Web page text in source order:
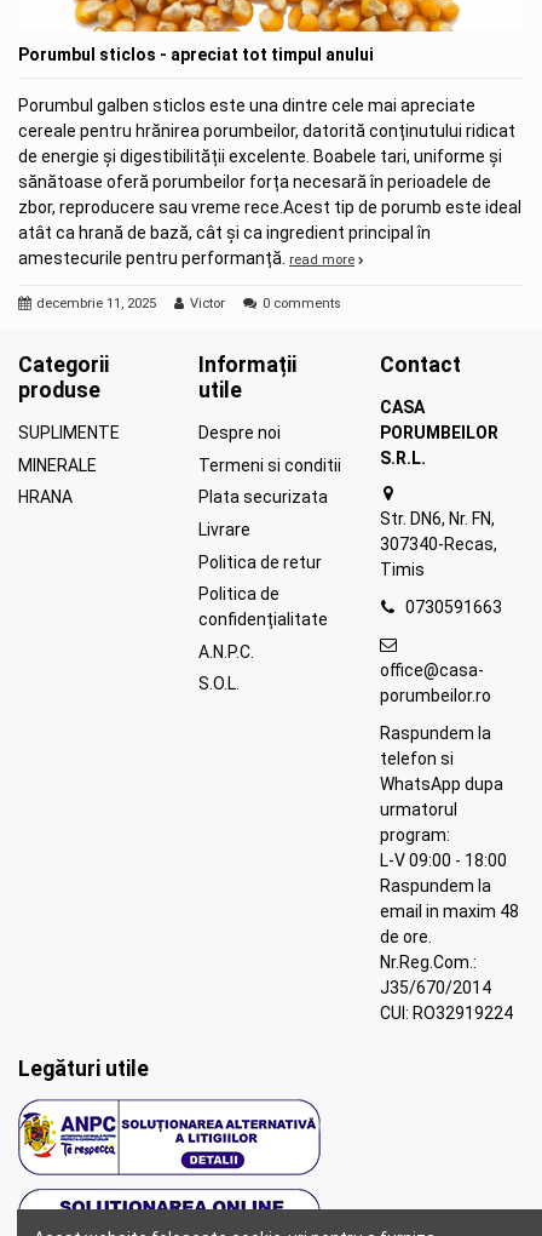
Porumbul sticlos - apreciat tot timpul anului
Porumbul galben sticlos este una dintre cele mai apreciate
cereale pentru hrănirea porumbeilor, datorită conținutului ridicat
de energie și digestibilității excelente. Boabele tari, uniforme și
sănătoase oferă porumbeilor forța necesară în perioadele de
zbor, reproducere sau vreme rece.Acest tip de porumb este ideal
atât ca hrană de bază, cât și ca ingredient principal în
amestecurile pentru performanță.
read more
decembrie 11, 2025 Victor 0 comments
Categorii
produse
SUPLIMENTE
MINERALE
HRANA
Informații
utile
Despre noi
Termeni si conditii
Plata securizata
Livrare
Politica de retur
Politica de
confidențialitate
A.N.P.C.
S.O.L.
Contact
CASA
PORUMBEILOR
S.R.L.
Str. DN6, Nr. FN,
307340-Recas,
Timis
0730591663
office@casa-
porumbeilor.ro
Raspundem la
telefon si
WhatsApp dupa
urmatorul
program:
L-V 09:00 - 18:00
Raspundem la
email in maxim 48
de ore.
Nr.Reg.Com.:
J35/670/2014
CUI: RO32919224
Legături utile